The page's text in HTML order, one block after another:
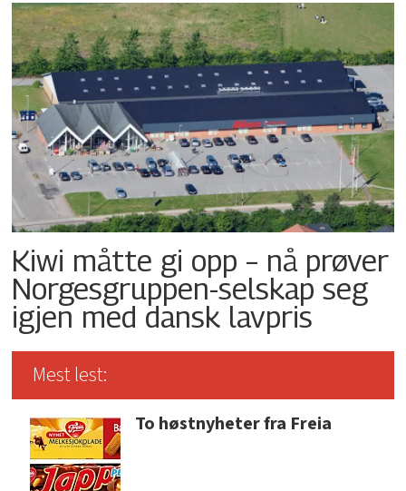
Kiwi måtte gi opp – nå prøver
Norgesgruppen-selskap seg
igjen med dansk lavpris
Mest lest:
To høstnyheter fra Freia